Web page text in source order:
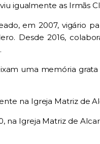
igualmente as Irmãs
em 2007, vigário
Desde 2016,
uma memória
na Igreja Matriz de
na Igreja Matriz de